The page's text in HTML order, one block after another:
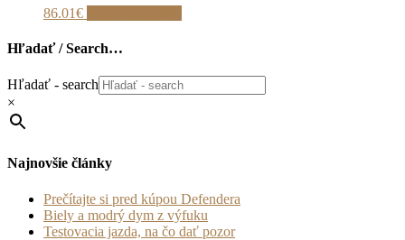
86.01€
Hľadať / Search…
Hľadať - search
×
Najnovšie články
Prečítajte si pred kúpou Defendera
Biely a modrý dym z výfuku
Testovacia jazda, na čo dať pozor